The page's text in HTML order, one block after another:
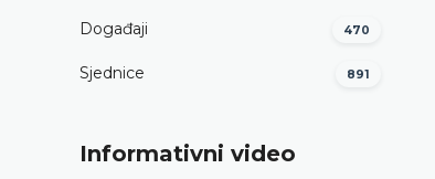
Događaji 470
Sjednice 891
Informativni video